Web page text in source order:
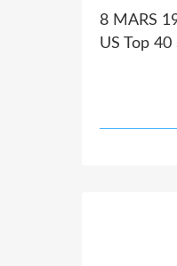
8 MARS
US Top